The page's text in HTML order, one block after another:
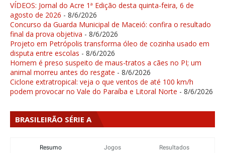
VÍDEOS: Jornal do Acre 1ª Edição desta quinta-feira, 6 de
agosto de 2026 - 8/6/2026
Concurso da Guarda Municipal de Maceió: confira o resultado
final da prova objetiva - 8/6/2026
Projeto em Petrópolis transforma óleo de cozinha usado em
disputa entre escolas - 8/6/2026
Homem é preso suspeito de maus-tratos a cães no PI; um
animal morreu antes do resgate - 8/6/2026
Ciclone extratropical: veja o que ventos de até 100 km/h
podem provocar no Vale do Paraíba e Litoral Norte - 8/6/2026
BRASILEIRÃO SÉRIE A
Resumo Jogos Resultados